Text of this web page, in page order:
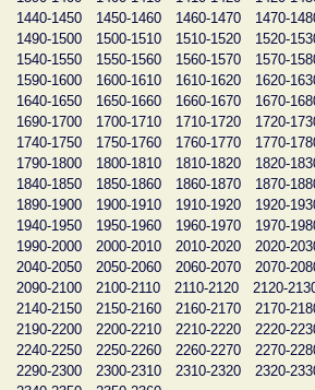
1440-1450
1450-1460 1460-1470 1470-
1490-1500
1500-1510 1510-1520 1520-
1540-1550
1550-1560 1560-1570 1570-
1590-1600
1600-1610 1610-1620 1620-
1640-1650
1650-1660 1660-1670 1670-
1690-1700
1700-1710 1710-1720 1720-
1740-1750
1750-1760 1760-1770 1770-
1790-1800
1800-1810 1810-1820 1820-
1840-1850
1850-1860 1860-1870 1870-
1890-1900
1900-1910 1910-1920 1920-
1940-1950
1950-1960 1960-1970 1970-
1990-2000
2000-2010 2010-2020 2020-
2040-2050
2050-2060 2060-2070 2070-
2090-2100
2100-2110 2110-2120 2120-
2140-2150
2150-2160 2160-2170 2170-
2190-2200
2200-2210 2210-2220 2220-
2240-2250
2250-2260 2260-2270 2270-
2290-2300
2300-2310 2310-2320 2320-